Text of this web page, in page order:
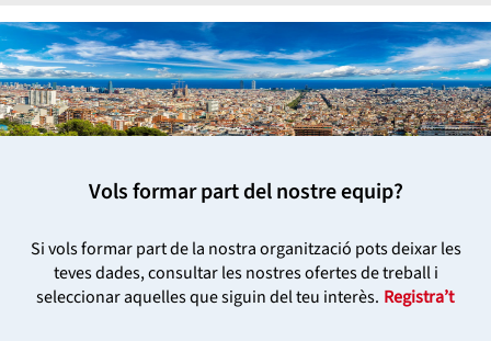
Vols formar part del nostre equip?
Si vols formar part de la nostra organització pots deixar les
teves dades, consultar les nostres ofertes de treball i
seleccionar aquelles que siguin del teu interès. Registra’t